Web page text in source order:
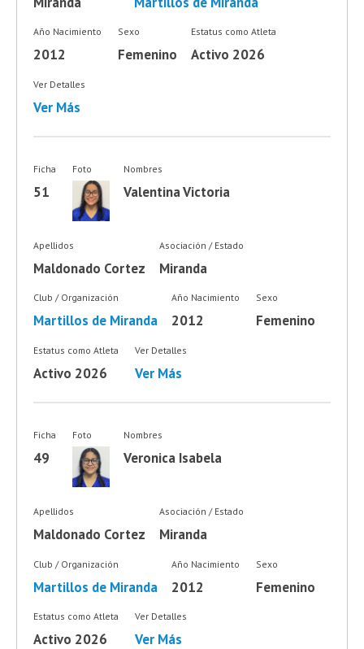
Año Nacimiento
2012
Sexo
Femenino
Estatus como Atleta
Activo 2026
Ver Detalles
Ver Más
Ficha
51
Foto Nombres
Valentina Victoria
Apellidos
Maldonado Cortez
Asociación / Estado
Miranda
Club / Organización
Martillos de Miranda
Año Nacimiento
2012
Sexo
Femenino
Estatus como Atleta
Activo 2026
Ver Detalles
Ver Más
Ficha
49
Foto Nombres
Veronica Isabela
Apellidos
Maldonado Cortez
Asociación / Estado
Miranda
Club / Organización
Martillos de Miranda
Año Nacimiento
2012
Sexo
Femenino
Estatus como Atleta
Activo 2026
Ver Detalles
Ver Más